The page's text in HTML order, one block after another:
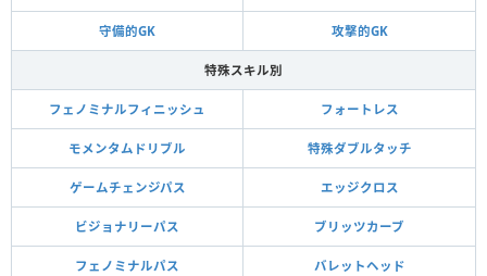
守備的GK 攻撃的GK
特殊スキル別
フェノミナルフィニッシュ フォートレス
モメンタムドリブル 特殊ダブルタッチ
ゲームチェンジパス エッジクロス
ビジョナリーパス ブリッツカーブ
フェノミナルパス バレットヘッド